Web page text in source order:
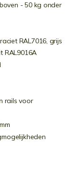
- 50 kg onder
RAL7016, grijs
RAL9016A
rails voor